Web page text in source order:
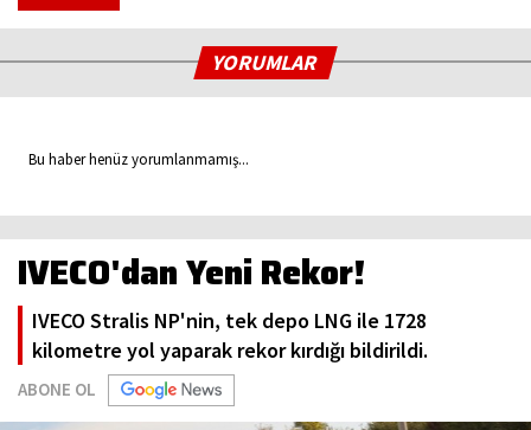
YORUMLAR
Bu haber henüz yorumlanmamış...
IVECO'dan Yeni Rekor!
IVECO Stralis NP'nin, tek depo LNG ile 1728
kilometre yol yaparak rekor kırdığı bildirildi.
ABONE OL